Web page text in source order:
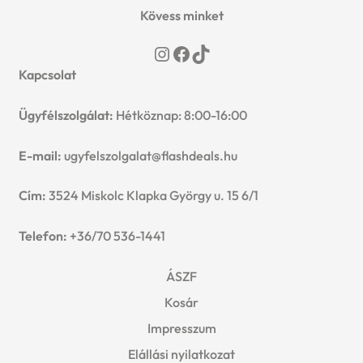
Kövess minket
Instagram
Facebook
TikTok
Kapcsolat
Ügyfélszolgálat: Hétköznap: 8:00-16:00
E-mail: ugyfelszolgalat@flashdeals.hu
Cím: 3524 Miskolc Klapka György u. 15 6/1
Telefon: +36/70 536-1441
ÁSZF
Kosár
Impresszum
Elállási nyilatkozat